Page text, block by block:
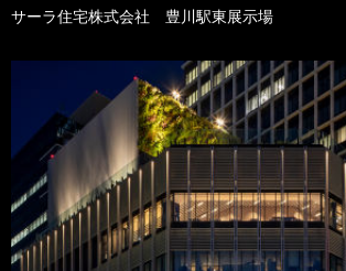
サーラ住宅株式会社 豊川駅東展示場